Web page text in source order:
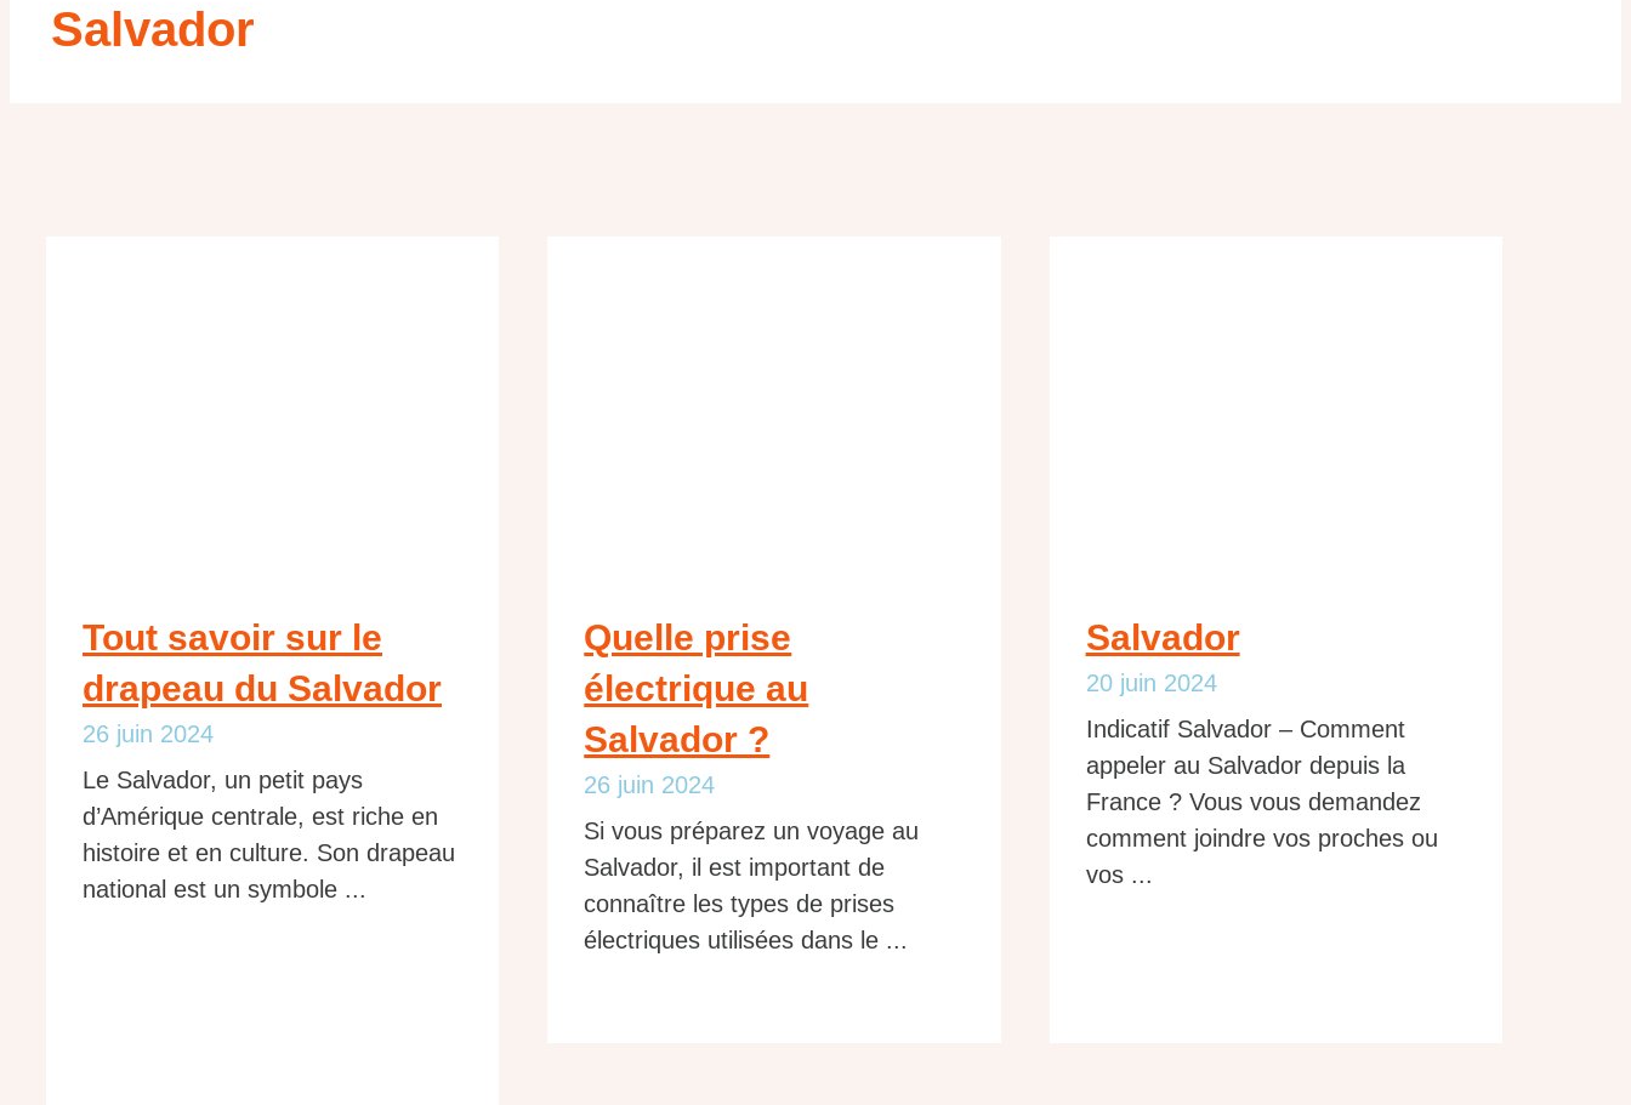
Salvador
Tout savoir sur le
drapeau du Salvador
26 juin 2024
Le Salvador, un petit pays
d’Amérique centrale, est riche en
histoire et en culture. Son drapeau
national est un symbole ...
Quelle prise
électrique au
Salvador ?
26 juin 2024
Si vous préparez un voyage au
Salvador, il est important de
connaître les types de prises
électriques utilisées dans le ...
Salvador
20 juin 2024
Indicatif Salvador – Comment
appeler au Salvador depuis la
France ? Vous vous demandez
comment joindre vos proches ou
vos ...